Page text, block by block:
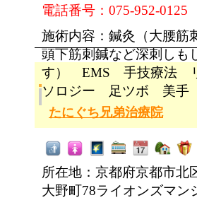
電話番号：075-952-0125
施術内容：鍼灸（大腰筋
頭下筋刺鍼など深刺しも
す） EMS 手技療法
ソロジー 足ツボ 美手
たにぐち兄弟治療院
所在地：京都府京都市北
大野町78ライオンズマン